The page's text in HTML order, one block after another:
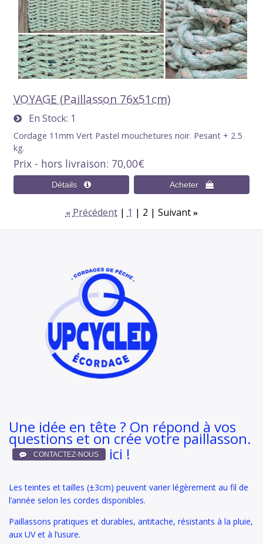
VOYAGE (Paillasson 76x51cm)
En Stock 1
Cordage 11mm Vert Pastel mouchetures noir. Pesant + 2.5
kg.
Prix - hors livraison 70,00€
« Précédent 1 2 Suivant »
Une idée en tête ? On répond à vos
questions et on crée votre paillasson.
ici !
Les teintes et tailles (±3cm) peuvent varier légèrement au fil de
l’année selon les cordes disponibles.
Paillassons pratiques et durables, antitache, résistants à la pluie,
aux UV et à l’usure.